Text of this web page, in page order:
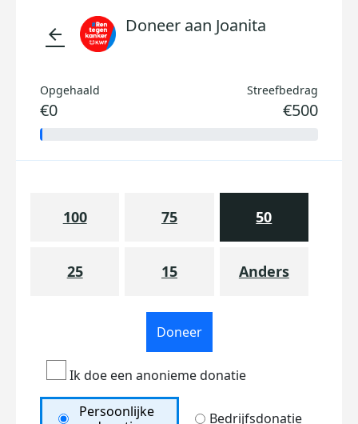
arrow_back Doneer aan Joanita
Opgehaald
€0
Streefbedrag
€500
100 75 50
25 15 Anders
Doneer
Ik doe een anonieme donatie
Persoonlijke
Bedrijfsdonatie